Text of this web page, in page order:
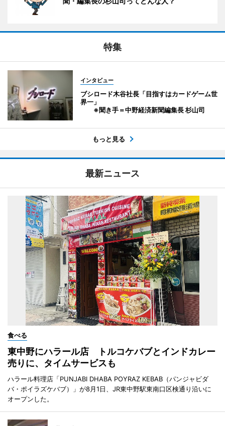
特集
インタビュー
ブシロード木谷社長「目指すはカードゲーム世
界一」
※聞き手＝中野経済新聞編集長 杉山司
もっと見る
最新ニュース
食べる
東中野にハラール店 トルコケバブとインドカレー
売りに、タイムサービスも
ハラール料理店「PUNJABI DHABA POYRAZ KEBAB（パンジャビダ
バ・ポイラズケバブ）」が8月1日、JR東中野駅東南口区検通り沿いに
オープンした。